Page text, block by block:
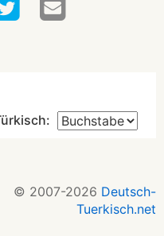
© 2007-2026 Deutsch-
Tuerkisch.net